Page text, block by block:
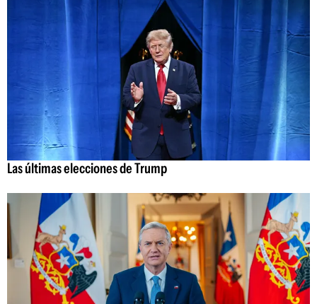
Las últimas elecciones de Trump